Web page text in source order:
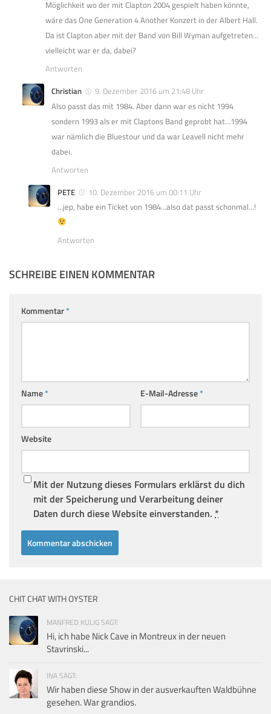
Möglichkeit wo der mit Clapton 2004 gespielt haben könnte,
wäre das One Generation 4 Another Konzert in der Albert Hall.
Da ist Clapton aber mit der Band von Bill Wyman aufgetreten…
vielleicht war er da, dabei?
Antworten
Christian
9. Dezember 2016 um 21:48 Uhr
Also passt das mit 1984. Aber dann war es nicht 1994
sondern 1993 als er mit Claptons Band geprobt hat…1994
war nämlich die Bluestour und da war Leavell nicht mehr
dabei.
Antworten
PETE
10. Dezember 2016 um 00:11 Uhr
…jep, habe ein Ticket von 1984…also dat passt schonmal…!
Antworten
SCHREIBE EINEN KOMMENTAR
Kommentar*
Name* E-Mail-Adresse*
Website
Mit der Nutzung dieses Formulars erklärst du dich
mit der Speicherung und Verarbeitung deiner
Daten durch diese Website einverstanden. *
CHIT CHAT WITH OYSTER
MANFRED KULIG SAGT:
Hi, ich habe Nick Cave in Montreux in der neuen
Stavrinski...
INA SAGT:
Wir haben diese Show in der ausverkauften Waldbühne
gesehen. War grandios.